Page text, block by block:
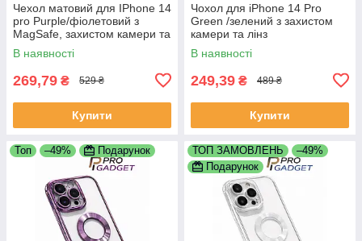
Чехол матовий для IPhone 14
pro Purple/фіолетовий з
MagSafe, захистом камери та
лінз
В наявності
269,79 ₴ 529 ₴
Купити
Чохол для iPhone 14 Pro
Green /зелений з захистом
камери та лінз
В наявності
249,39 ₴ 489 ₴
Купити
Топ –49% Подарунок ТОП ЗАМОВЛЕНЬ
–49%
Подарунок